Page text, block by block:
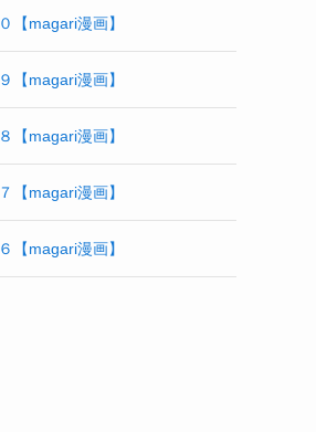
【magari漫画】
【magari漫画】
【magari漫画】
【magari漫画】
【magari漫画】